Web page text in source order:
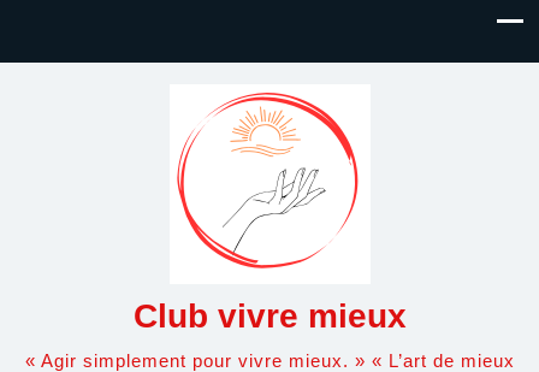
Club vivre mieux
« Agir simplement pour vivre mieux. » « L’art de mieux